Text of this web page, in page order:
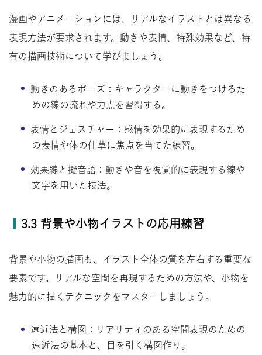
漫画やアニメーションには、リアルなイラストとは異なる
表現方法が要求されます。動きや表情、特殊効果など、特
有の描画技術について学びましょう。
動きのあるポーズ：キャラクターに動きをつけるた
めの線の流れや力点を習得する。
表情とジェスチャー：感情を効果的に表現するため
の表情や体の仕草に焦点を当てた練習。
効果線と擬音語：動きや音を視覚的に表現する線や
文字を用いた技法。
3.3 背景や小物イラストの応用練習
背景や小物の描画も、イラスト全体の質を左右する重要な
要素です。リアルな空間を再現するための方法や、小物を
魅力的に描くテクニックをマスターしましょう。
遠近法と構図：リアリティのある空間表現のための
遠近法の基本と、目を引く構図作り。